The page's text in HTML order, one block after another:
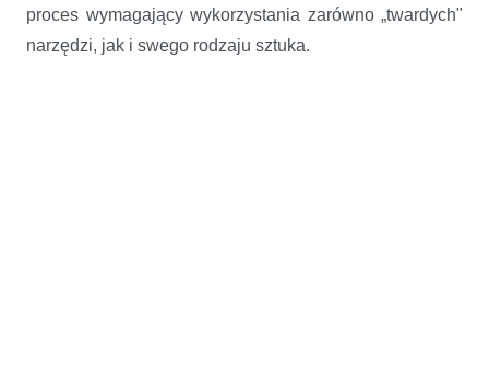
proces wymagający wykorzystania zarówno „twardych"
narzędzi, jak i swego rodzaju sztuka.